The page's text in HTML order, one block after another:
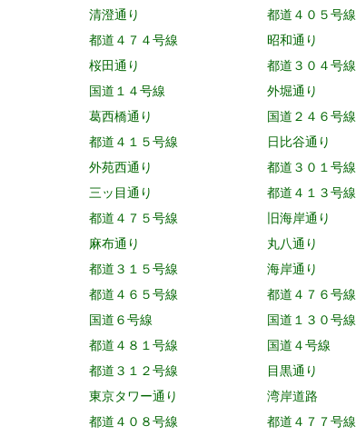
清澄通り
都道４０５号線
都道４７４号線
昭和通り
桜田通り
都道３０４号線
国道１４号線
外堀通り
葛西橋通り
国道２４６号線
都道４１５号線
日比谷通り
外苑西通り
都道３０１号線
三ッ目通り
都道４１３号線
都道４７５号線
旧海岸通り
麻布通り
丸八通り
都道３１５号線
海岸通り
都道４６５号線
都道４７６号線
国道６号線
国道１３０号線
都道４８１号線
国道４号線
都道３１２号線
目黒通り
東京タワー通り
湾岸道路
都道４０８号線
都道４７７号線